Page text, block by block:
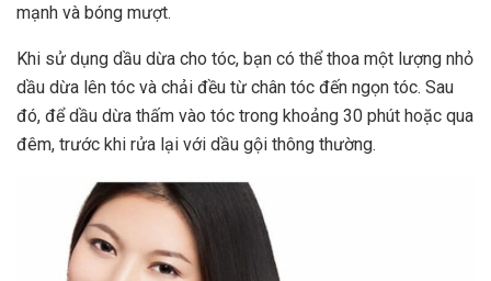
mạnh và bóng mượt.
Khi sử dụng dầu dừa cho tóc, bạn có thể thoa một lượng nhỏ
dầu dừa lên tóc và chải đều từ chân tóc đến ngọn tóc. Sau
đó, để dầu dừa thấm vào tóc trong khoảng 30 phút hoặc qua
đêm, trước khi rửa lại với dầu gội thông thường.